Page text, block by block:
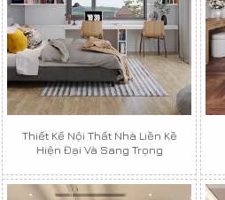
Thiết Kế Nội Thất Nhà Liền Kề
Hiện Đại Và Sang Trọng